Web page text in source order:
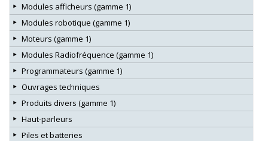
Modules afficheurs (gamme 1)
Modules robotique (gamme 1)
Moteurs (gamme 1)
Modules Radiofréquence (gamme 1)
Programmateurs (gamme 1)
Ouvrages techniques
Produits divers (gamme 1)
Haut-parleurs
Piles et batteries